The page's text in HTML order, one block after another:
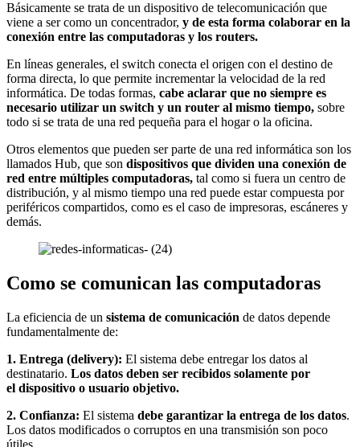
Básicamente se trata de un dispositivo de telecomunicación que
viene a ser como un concentrador, y de esta forma colaborar en la
conexión entre las computadoras y los routers.
En líneas generales, el switch conecta el origen con el destino de
forma directa, lo que permite incrementar la velocidad de la red
informática. De todas formas, cabe aclarar que no siempre es
necesario utilizar un switch y un router al mismo tiempo, sobre
todo si se trata de una red pequeña para el hogar o la oficina.
Otros elementos que pueden ser parte de una red informática son los
llamados Hub, que son dispositivos que dividen una conexión de
red entre múltiples computadoras, tal como si fuera un centro de
distribución, y al mismo tiempo una red puede estar compuesta por
periféricos compartidos, como es el caso de impresoras, escáneres y
demás.
Como se comunican las computadoras
La eficiencia de un sistema de comunicación de datos depende
fundamentalmente de:
1. Entrega (delivery): El sistema debe entregar los datos al
destinatario. Los datos deben ser recibidos solamente por
el dispositivo o usuario objetivo.
2. Confianza: El sistema debe garantizar la entrega de los datos.
Los datos modificados o corruptos en una transmisión son poco